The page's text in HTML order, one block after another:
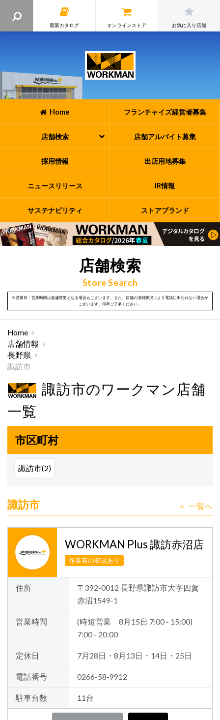
最新カタログ オンラインストア お気に入り店舗
Home フランチャイズ経営者募集
店舗検索 店舗アルバイト募集
採用情報 出店用地募集
ニュースリリース IR情報
サステナビリティ ストアブランド
店舗検索
Store Search
※営業日・営業時間は急遽変更となる場合もございます。また、店舗の混雑状況により電話に出られない場合が
ございます。何卒ご了承ください。
Home
店舗情報
長野県
諏訪市
諏訪市のワークマン店舗
一覧
市区町村
諏訪市(2)
諏訪市 一覧へ
WORKMAN Plus 諏訪赤沼店
作業着の取扱あり
住所
〒392-0012 長野県諏訪市大字四賀
赤沼1549-1
営業時間
(時短営業 8月15日 7:00 - 15:00)
7:00 - 20:00
定休日 7月28日・8月13日・14日・25日
電話番号 0266-58-9912
駐車台数 11台